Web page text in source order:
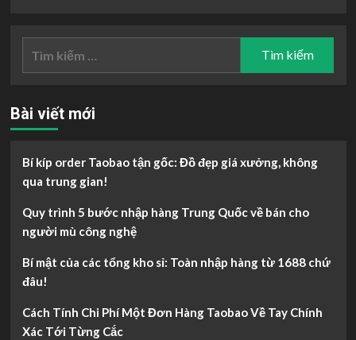
Bài viết mới
Bí kíp order Taobao tận gốc: Đồ đẹp giá xưởng, không
qua trung gian!
Quy trình 5 bước nhập hàng Trung Quốc về bán cho
người mù công nghệ
Bí mật của các tổng kho sỉ: Toàn nhập hàng từ 1688 chứ
đâu!
Cách Tính Chi Phí Một Đơn Hàng Taobao Về Tay Chính
Xác Tới Từng Cắc